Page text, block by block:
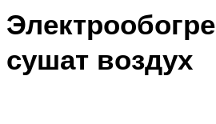
сушат воздух